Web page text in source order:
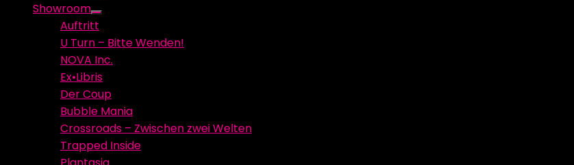
Showroom
Show
sub
menu
Auftritt
U Turn – Bitte Wenden!
NOVA Inc.
Ex•Libris
Der Coup
Bubble Mania
Crossroads – Zwischen zwei Welten
Trapped Inside